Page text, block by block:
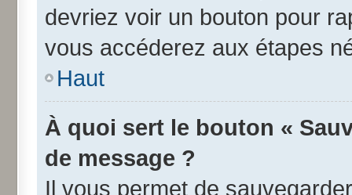
devriez voir un bouton pour
vous accéderez aux étapes
Haut
À quoi sert le bouton «
de message ?
Il vous permet de